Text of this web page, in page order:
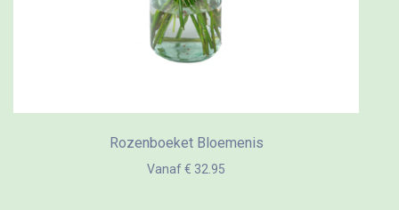
Rozenboeket Bloemenis
Vanaf € 32.95